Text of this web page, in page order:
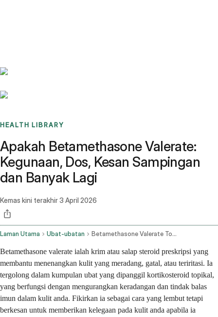
HEALTH LIBRARY
Apakah Betamethasone Valerate:
Kegunaan, Dos, Kesan Sampingan
dan Banyak Lagi
Kemas kini terakhir3 April 2026
Laman Utama Ubat-ubatan Betamethasone Valerate Topical Application Route
Betamethasone valerate ialah krim atau salap steroid preskripsi yang
membantu menenangkan kulit yang meradang, gatal, atau teriritasi. Ia
tergolong dalam kumpulan ubat yang dipanggil kortikosteroid topikal,
yang berfungsi dengan mengurangkan keradangan dan tindak balas
imun dalam kulit anda. Fikirkan ia sebagai cara yang lembut tetapi
berkesan untuk memberikan kelegaan pada kulit anda apabila ia